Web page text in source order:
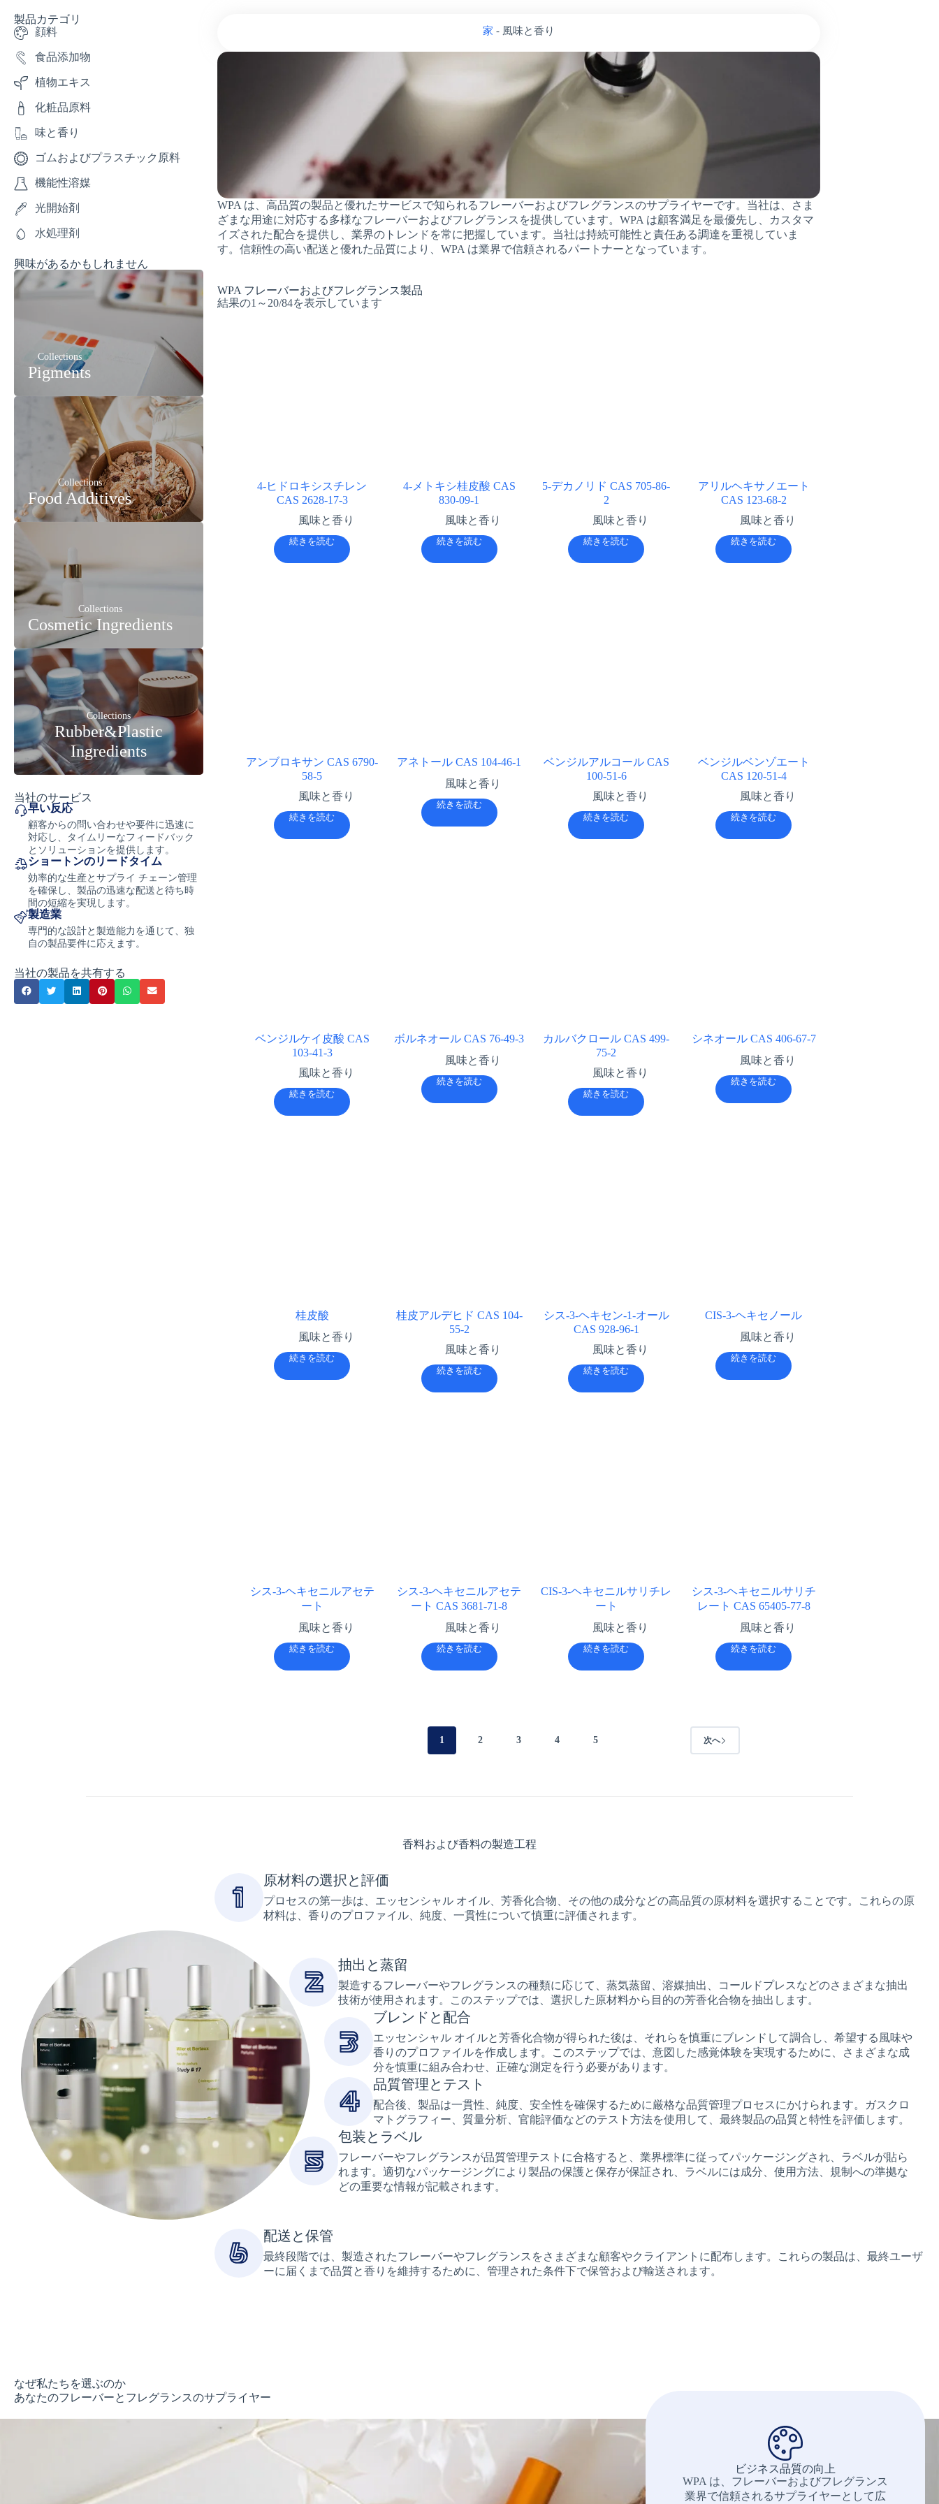
製品カテゴリ
顔料
食品添加物
植物エキス
化粧品原料
味と香り
ゴムおよびプラスチック原料
機能性溶媒
光開始剤
水処理剤
興味があるかもしれません
Collections
Pigments
Collections
Food Additives
Collections
Cosmetic Ingredients
Collections
Rubber&Plastic
Ingredients
当社のサービス
早い反応
顧客からの問い合わせや要件に迅速に
対応し、タイムリーなフィードバック
とソリューションを提供します。
ショートンのリードタイム
効率的な生産とサプライ チェーン管理
を確保し、製品の迅速な配送と待ち時
間の短縮を実現します。
製造業
専門的な設計と製造能力を通じて、独
自の製品要件に応えます。
当社の製品を共有する
家 - 風味と香り
WPA は、高品質の製品と優れたサービスで知られるフレーバーおよびフレグランスのサプライヤーです。当社は、さま
ざまな用途に対応する多様なフレーバーおよびフレグランスを提供しています。WPA は顧客満足を最優先し、カスタマ
イズされた配合を提供し、業界のトレンドを常に把握しています。当社は持続可能性と責任ある調達を重視していま
す。信頼性の高い配送と優れた品質により、WPA は業界で信頼されるパートナーとなっています。
WPA フレーバーおよびフレグランス製品
結果の1～20/84を表示しています
4-ヒドロキシスチレン
CAS 2628-17-3
風味と香り
続きを読む
4-メトキシ桂皮酸 CAS
830-09-1
風味と香り
続きを読む
5-デカノリド CAS 705-86-
2
風味と香り
続きを読む
アリルヘキサノエート
CAS 123-68-2
風味と香り
続きを読む
アンブロキサン CAS 6790-
58-5
風味と香り
続きを読む
アネトール CAS 104-46-1
風味と香り
続きを読む
ベンジルアルコール CAS
100-51-6
風味と香り
続きを読む
ベンジルベンゾエート
CAS 120-51-4
風味と香り
続きを読む
ベンジルケイ皮酸 CAS
103-41-3
風味と香り
続きを読む
ボルネオール CAS 76-49-3
風味と香り
続きを読む
カルバクロール CAS 499-
75-2
風味と香り
続きを読む
シネオール CAS 406-67-7
風味と香り
続きを読む
桂皮酸
風味と香り
続きを読む
桂皮アルデヒド CAS 104-
55-2
風味と香り
続きを読む
シス-3-ヘキセン-1-オール
CAS 928-96-1
風味と香り
続きを読む
CIS-3-ヘキセノール
風味と香り
続きを読む
シス-3-ヘキセニルアセテ
ート
風味と香り
続きを読む
シス-3-ヘキセニルアセテ
ート CAS 3681-71-8
風味と香り
続きを読む
CIS-3-ヘキセニルサリチレ
ート
風味と香り
続きを読む
シス-3-ヘキセニルサリチ
レート CAS 65405-77-8
風味と香り
続きを読む
1 2 3 4 5 次へ
香料および香料の製造工程
原材料の選択と評価
プロセスの第一歩は、エッセンシャル オイル、芳香化合物、その他の成分などの高品質の原材料を選択することです。これらの原
材料は、香りのプロファイル、純度、一貫性について慎重に評価されます。
抽出と蒸留
製造するフレーバーやフレグランスの種類に応じて、蒸気蒸留、溶媒抽出、コールドプレスなどのさまざまな抽出
技術が使用されます。このステップでは、選択した原材料から目的の芳香化合物を抽出します。
ブレンドと配合
エッセンシャル オイルと芳香化合物が得られた後は、それらを慎重にブレンドして調合し、希望する風味や
香りのプロファイルを作成します。このステップでは、意図した感覚体験を実現するために、さまざまな成
分を慎重に組み合わせ、正確な測定を行う必要があります。
品質管理とテスト
配合後、製品は一貫性、純度、安全性を確保するために厳格な品質管理プロセスにかけられます。ガスクロ
マトグラフィー、質量分析、官能評価などのテスト方法を使用して、最終製品の品質と特性を評価します。
包装とラベル
フレーバーやフレグランスが品質管理テストに合格すると、業界標準に従ってパッケージングされ、ラベルが貼ら
れます。適切なパッケージングにより製品の保護と保存が保証され、ラベルには成分、使用方法、規制への準拠な
どの重要な情報が記載されます。
配送と保管
最終段階では、製造されたフレーバーやフレグランスをさまざまな顧客やクライアントに配布します。これらの製品は、最終ユーザ
ーに届くまで品質と香りを維持するために、管理された条件下で保管および輸送されます。
なぜ私たちを選ぶのか
あなたのフレーバーとフレグランスのサプライヤー
ビジネス品質の向上
WPA は、フレーバーおよびフレグランス
業界で信頼されるサプライヤーとして広